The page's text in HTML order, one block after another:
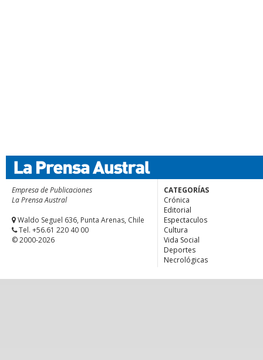
Empresa de Publicaciones
La Prensa Austral
Waldo Seguel 636, Punta Arenas, Chile
Tel. +56.61 220 40 00
© 2000-2026
CATEGORÍAS
Crónica
Editorial
Espectaculos
Cultura
Vida Social
Deportes
Necrológicas